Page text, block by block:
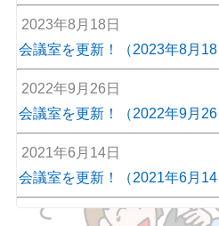
2023年8月18日
会議室を更新！（2023年8月18
2022年9月26日
会議室を更新！（2022年9月26
2021年6月14日
会議室を更新！（2021年6月14